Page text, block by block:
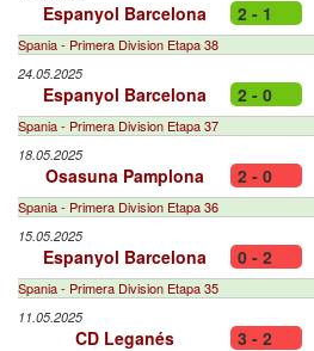
Espanyol Barcelona 2 - 1
Spania - Primera Division Etapa 38
24.05.2025
Espanyol Barcelona 2 - 0
Spania - Primera Division Etapa 37
18.05.2025
Osasuna Pamplona 2 - 0
Spania - Primera Division Etapa 36
15.05.2025
Espanyol Barcelona 0 - 2
Spania - Primera Division Etapa 35
11.05.2025
CD Leganés 3 - 2